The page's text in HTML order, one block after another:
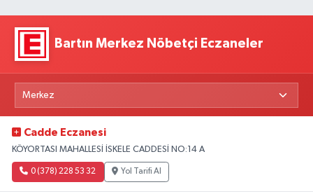
Bartın Merkez Nöbetçi Eczaneler
Cadde Eczanesi
KÖYORTASI MAHALLESİ İSKELE CADDESİ NO:14 A
0 (378) 228 53 32 Yol Tarifi Al